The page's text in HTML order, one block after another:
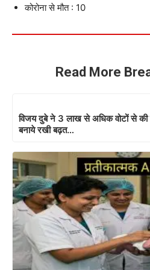
कोरोना से मौत : 10
Read More
विजय दुबे ने 3 लाख से अधिक वोटों से
बनाये रखी बढ़त…